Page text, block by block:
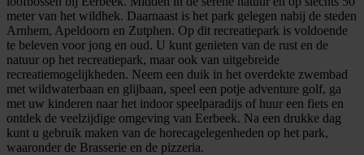
meter van het wildhek. Daarnaast is het park gelegen nabij de steden
Arnhem, Apeldoorn en Zutphen. Op dit recreatiepark is voldoende
te beleven voor jong en oud. U kunt genieten van de rust en de
natuur op het recreatiepark, maar ook van uitgebreide
recreatiemogelijkheden. Neem een duik in het overdekte zwembad
met wildwaterbaan en glijbaan, speel een potje adventure golf, ga
met uw kinderen naar het indoor speelparadijs of huur een fiets en
ontdek de veelzijdige omgeving van Eerbeek. Na een drukke dag
kunt u gebruik maken van de horecagelegenheden op het park,
waaronder de Brasserie en de pizzeria.